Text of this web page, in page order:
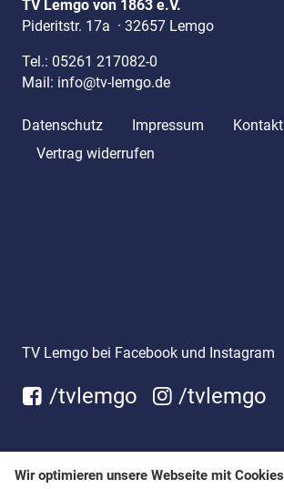
TV Lemgo von 1863 e.V.
Pideritstr. 17a · 32657 Lemgo
Tel.: 05261 217082-0
Mail: info@tv-lemgo.de
Datenschutz Impressum
Kontakt
Vertrag widerrufen
/tvlemgo /tvlemgo
Wir optimieren unsere Webseite mit Cookies